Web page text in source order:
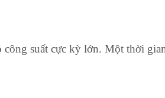
suất cực kỳ lớn. Một thời